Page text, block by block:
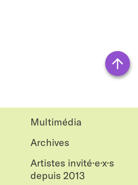
Multimédia
Archives
Artistes invité·e·x·s
depuis 2013